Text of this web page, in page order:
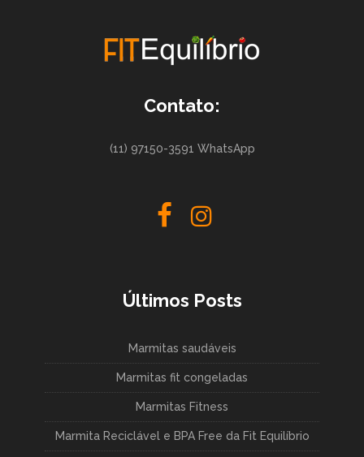
Contato:
(11) 97150-3591 WhatsApp
Últimos Posts
Marmitas saudáveis
Marmitas fit congeladas
Marmitas Fitness
Marmita Reciclável e BPA Free da Fit Equilíbrio